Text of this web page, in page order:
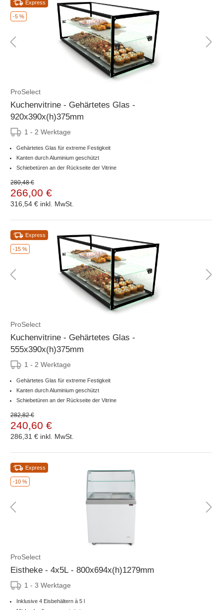
-5 %
Express
ProSelect
Kuchenvitrine - Gehärtetes Glas -
920x390x(h)375mm
1 - 2 Werktage
Gehärtetes Glas für extreme Festigkeit
Kanten durch Aluminium geschützt
Schiebetüren an der Rückseite der Vitrine
280,48 €
266,00 €
316,54 € inkl. MwSt.
-15 %
Express
ProSelect
Kuchenvitrine - Gehärtetes Glas -
555x390x(h)375mm
1 - 2 Werktage
Gehärtetes Glas für extreme Festigkeit
Kanten durch Aluminium geschützt
Schiebetüren an der Rückseite der Vitrine
282,82 €
240,60 €
286,31 € inkl. MwSt.
-10 %
Express
ProSelect
Eistheke - 4x5L - 800x694x(h)1279mm
1 - 3 Werktage
Inklusive 4 Eisbehältern à 5 l